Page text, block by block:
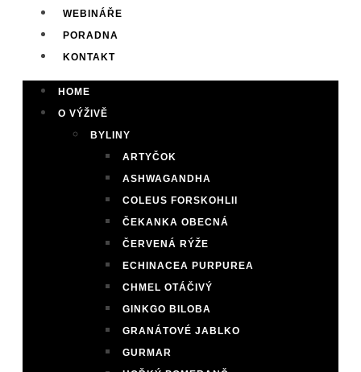
WEBINÁŘE
PORADNA
KONTAKT
HOME
O VÝŽIVĚ
BYLINY
ARTYČOK
ASHWAGANDHA
COLEUS FORSKOHLII
ČEKANKA OBECNÁ
ČERVENÁ RÝŽE
ECHINACEA PURPUREA
CHMEL OTÁČIVÝ
GINKGO BILOBA
GRANÁTOVÉ JABLKO
GURMAR